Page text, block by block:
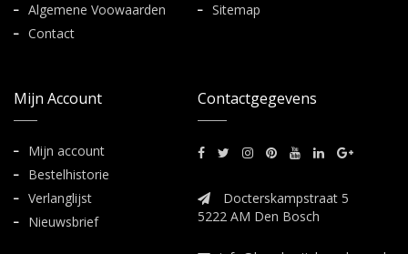
Algemene Voowaarden
Contact
Sitemap
Mijn Account
Mijn account
Bestelhistorie
Verlanglijst
Nieuwsbrief
Contactgegevens
Docterskampstraat 5
5222 AM Den Bosch